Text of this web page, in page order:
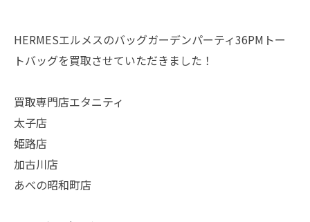
HERMESエルメスのバッグガーデンパーティ36PMトー
トバッグを買取させていただきました！
買取専門店エタニティ
太子店
姫路店
加古川店
あべの昭和町店